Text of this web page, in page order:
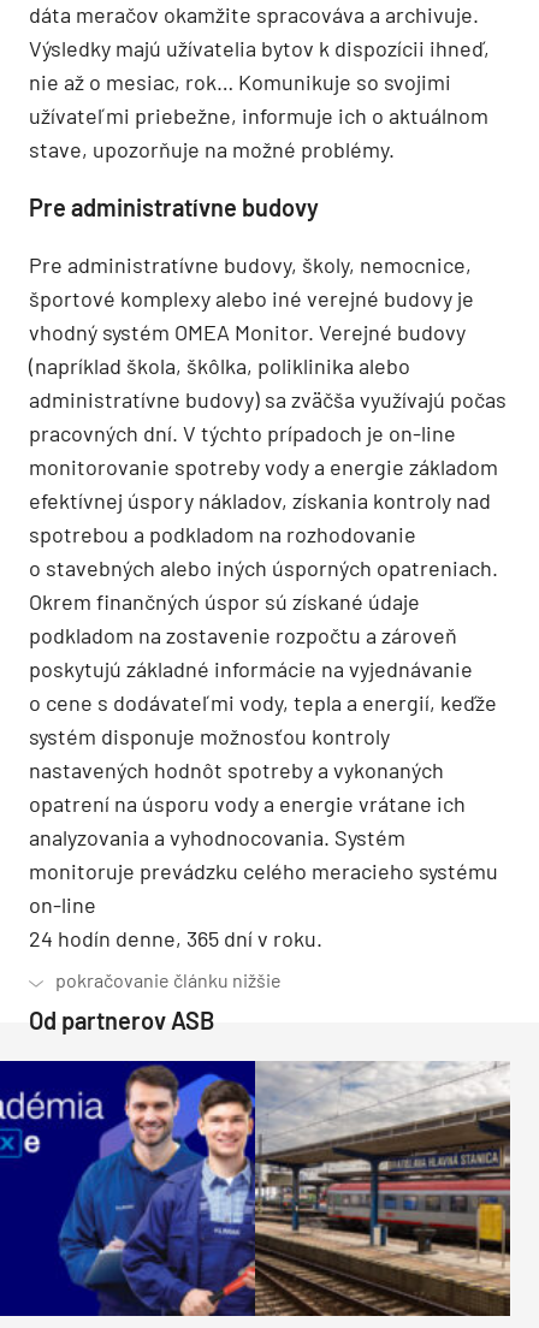
dáta meračov okamžite spracováva a archivuje.
Výsledky majú užívatelia bytov k dispozícii ihneď,
nie až o mesiac, rok… Komunikuje so svojimi
užívateľmi priebežne, informuje ich o aktuálnom
stave, upozorňuje na možné problémy.
Pre administratívne budovy
Pre administratívne budovy, školy, nemocnice,
športové komplexy alebo iné verejné budovy je
vhodný systém OMEA Monitor. Verejné budovy
(napríklad škola, škôlka, poliklinika alebo
administratívne budovy) sa zväčša využívajú počas
pracovných dní. V týchto prípadoch je on-line
monitorovanie spotreby vody a energie základom
efektívnej úspory nákladov, získania kontroly nad
spotrebou a podkladom na rozhodovanie
o stavebných alebo iných úsporných opatreniach.
Okrem finančných úspor sú získané údaje
podkladom na zostavenie rozpočtu a zároveň
poskytujú základné informácie na vyjednávanie
o cene s dodávateľmi vody, tepla a energií, keďže
systém disponuje možnosťou kontroly
nastavených hodnôt spotreby a vykonaných
opatrení na úsporu vody a energie vrátane ich
analyzovania a vyhodnocovania. Systém
monitoruje prevádzku celého meracieho systému
on-line
24 hodín denne, 365 dní v roku.
Od partnerov ASB